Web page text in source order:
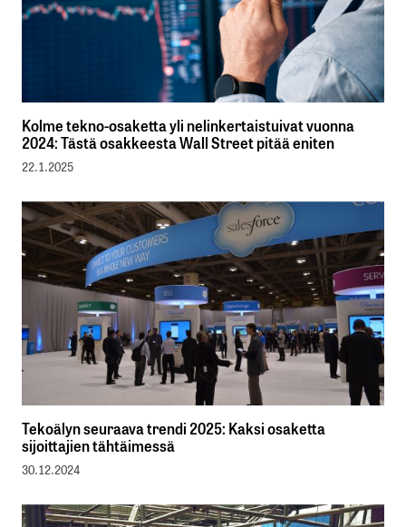
Kolme tekno-osaketta yli nelinkertaistuivat vuonna
2024: Tästä osakkeesta Wall Street pitää eniten
22.1.2025
Tekoälyn seuraava trendi 2025: Kaksi osaketta
sijoittajien tähtäimessä
30.12.2024